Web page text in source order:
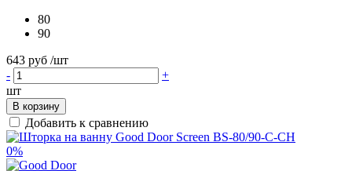
80
90
643 руб /шт
-
+
шт
В корзину
Добавить к сравнению
0%